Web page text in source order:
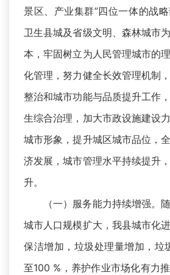
景区、产业集群”四位一体的战
卫生县城及省级文明、森林城市
本，牢固树立为人民管理城市的
化管理，努力健全长效管理机制
整治和城市功能与品质提升工作
生综合治理，加大市政设施建设
城市形象，提升城区城市品位，
济发展，城市管理水平持续提升
升。
（一）服务能力持续增强。
城市人口规模扩大，我县城市化
保洁增加，垃圾处理量增加，垃
至100 %，养护作业市场化有力